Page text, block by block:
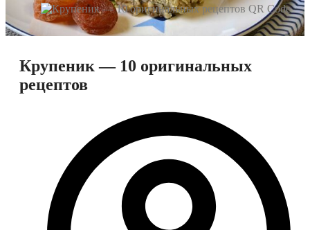
Крупеник — 10 оригинальных
рецептов